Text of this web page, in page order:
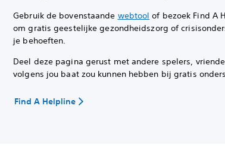
Gebruik de bovenstaande webtool of bezoek Find A
om gratis geestelijke gezondheidszorg of
je behoeften.
Deel deze pagina gerust met andere spelers,
volgens jou baat zou kunnen hebben bij gratis
Find A Helpline